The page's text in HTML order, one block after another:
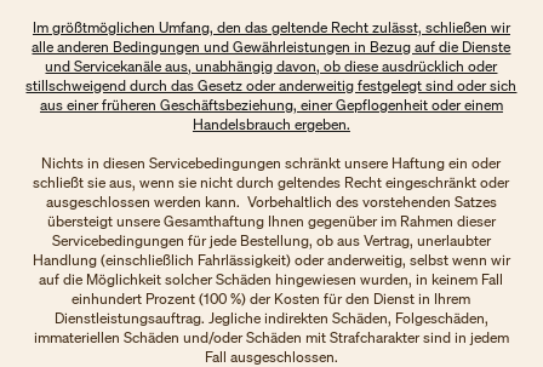
Im größtmöglichen Umfang, den das geltende Recht zulässt, schließen wir
alle anderen Bedingungen und Gewährleistungen in Bezug auf die Dienste
und Servicekanäle aus, unabhängig davon, ob diese ausdrücklich oder
stillschweigend durch das Gesetz oder anderweitig festgelegt sind oder sich
aus einer früheren Geschäftsbeziehung, einer Gepflogenheit oder einem
Handelsbrauch ergeben.
Nichts in diesen Servicebedingungen schränkt unsere Haftung ein oder
schließt sie aus, wenn sie nicht durch geltendes Recht eingeschränkt oder
ausgeschlossen werden kann. Vorbehaltlich des vorstehenden Satzes
übersteigt unsere Gesamthaftung Ihnen gegenüber im Rahmen dieser
Servicebedingungen für jede Bestellung, ob aus Vertrag, unerlaubter
Handlung (einschließlich Fahrlässigkeit) oder anderweitig, selbst wenn wir
auf die Möglichkeit solcher Schäden hingewiesen wurden, in keinem Fall
einhundert Prozent (100 %) der Kosten für den Dienst in Ihrem
Dienstleistungsauftrag. Jegliche indirekten Schäden, Folgeschäden,
immateriellen Schäden und/oder Schäden mit Strafcharakter sind in jedem
Fall ausgeschlossen.